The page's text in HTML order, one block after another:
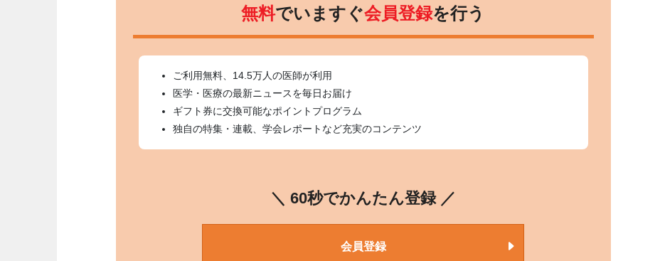
無料でいますぐ会員登録を行う
ご利用無料、14.5万人の医師が利用
医学・医療の最新ニュースを毎日お届け
ギフト券に交換可能なポイントプログラム
独自の特集・連載、学会レポートなど充実のコンテンツ
＼ 60秒でかんたん登録 ／
会員登録